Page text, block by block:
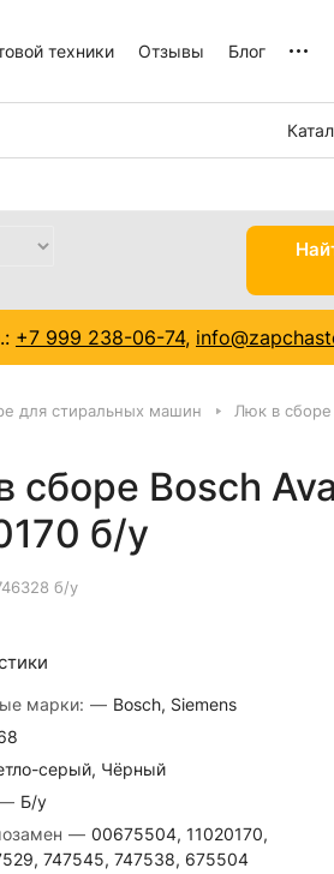
техники Отзывы Блог
+7 999 238-06-74,
для стиральных машин Люк в сборе
сборе Bosch
б/у
б/у
марки: — Bosch, Siemens
серый, Чёрный
Б/у
— 00675504, 11020170,
747545, 747538, 675504